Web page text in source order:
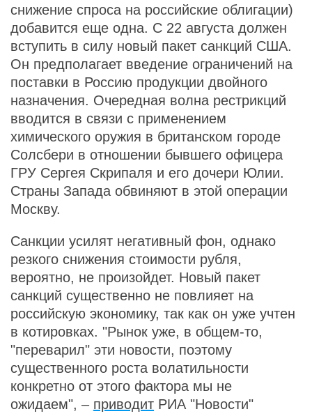
снижение спроса на российские облигации)
добавится еще одна. С 22 августа должен
вступить в силу новый пакет санкций США.
Он предполагает введение ограничений на
поставки в Россию продукции двойного
назначения. Очередная волна рестрикций
вводится в связи с применением
химического оружия в британском городе
Солсбери в отношении бывшего офицера
ГРУ Сергея Скрипаля и его дочери Юлии.
Страны Запада обвиняют в этой операции
Москву.
Санкции усилят негативный фон, однако
резкого снижения стоимости рубля,
вероятно, не произойдет. Новый пакет
санкций существенно не повлияет на
российскую экономику, так как он уже учтен
в котировках. "Рынок уже, в общем-то,
"переварил" эти новости, поэтому
существенного роста волатильности
конкретно от этого фактора мы не
ожидаем", – приводит РИА "Новости"